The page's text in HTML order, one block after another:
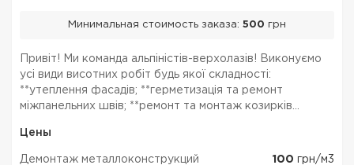
Минимальная стоимость заказа: 500 грн
Привіт! Ми команда альпіністів-верхолазів! Виконуємо
усі види висотних робіт будь якої складності:
**утеплення фасадів; **герметизація та ремонт
міжпанельних швів; **ремонт та монтаж козирків
водостічної системи (ринви); **обрізка та кронування
де...
Цены
Демонтаж металлоконструкций 100 грн/м3